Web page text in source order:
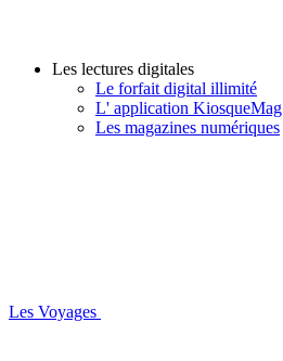
Les lectures digitales
Le forfait digital illimité
L' application KiosqueMag
Les magazines numériques
Les Voyages